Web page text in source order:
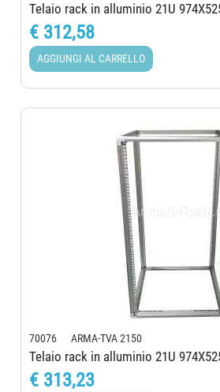
Telaio rack in alluminio 21U
€ 312,58
AGGIUNGI AL CARRELLO
70076 ARMA-TVA 2150
Telaio rack in alluminio 21U
€ 313,23